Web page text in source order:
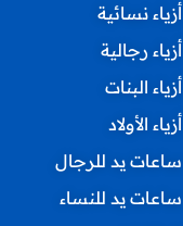
أزياء نسائية
أزياء رجالية
أزياء البنات
أزياء الأولاد
ساعات يد للرجال
ساعات يد للنساء